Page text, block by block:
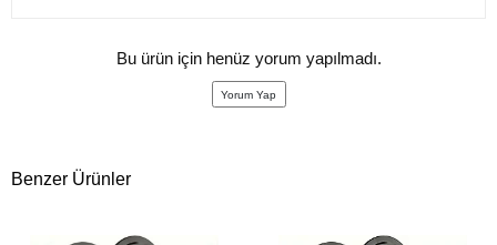
Bu ürün için henüz yorum yapılmadı.
Yorum Yap
Benzer Ürünler